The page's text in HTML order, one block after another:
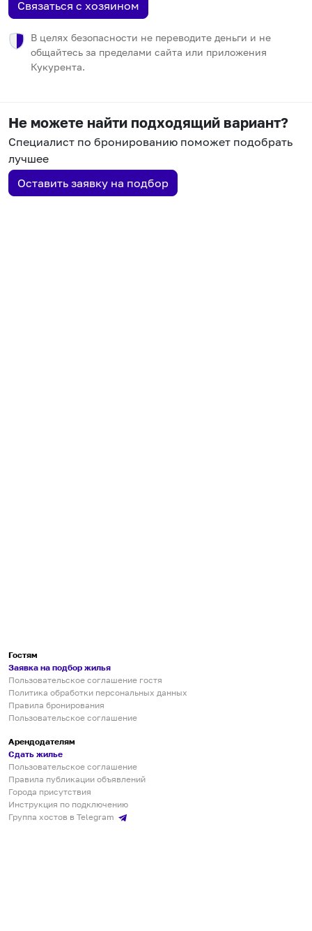
Связаться с хозяином
В целях безопасности не переводите деньги и не
общайтесь за пределами сайта или приложения
Кукурента.
Не можете найти подходящий вариант?
Специалист по бронированию поможет подобрать
лучшее
Оставить заявку на подбор
Гостям
Заявка на подбор жилья
Пользовательское соглашение гостя
Политика обработки персональных данных
Правила бронирования
Пользовательское соглашение
Арендодателям
Сдать жилье
Пользовательское соглашение
Правила публикации объявлений
Города присутствия
Инструкция по подключению
Группа хостов в Telegram